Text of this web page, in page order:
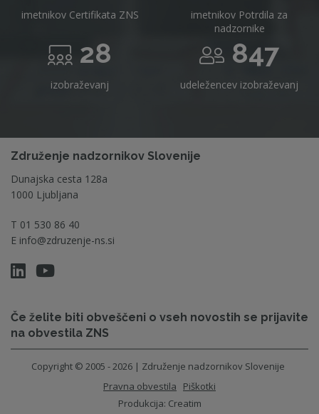
imetnikov Certifikata ZNS
imetnikov Potrdila za
nadzornike
28
izobraževanj
847
udeležencev izobraževanj
Združenje nadzornikov Slovenije
Dunajska cesta 128a
1000 Ljubljana
T 01 530 86 40
E info@zdruzenje-ns.si
Če želite biti obveščeni o vseh novostih se prijavite
na obvestila ZNS
Copyright © 2005 - 2026 | Združenje nadzornikov Slovenije
Pravna obvestila
Piškotki
Produkcija: Creatim